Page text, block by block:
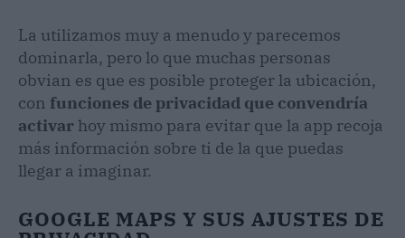
La utilizamos muy a menudo y parecemos
dominarla, pero lo que muchas personas
obvian es que es posible proteger la ubicación,
con funciones de privacidad que convendría
activar hoy mismo para evitar que la app recoja
más información sobre ti de la que puedas
llegar a imaginar.
GOOGLE MAPS Y SUS AJUSTES DE